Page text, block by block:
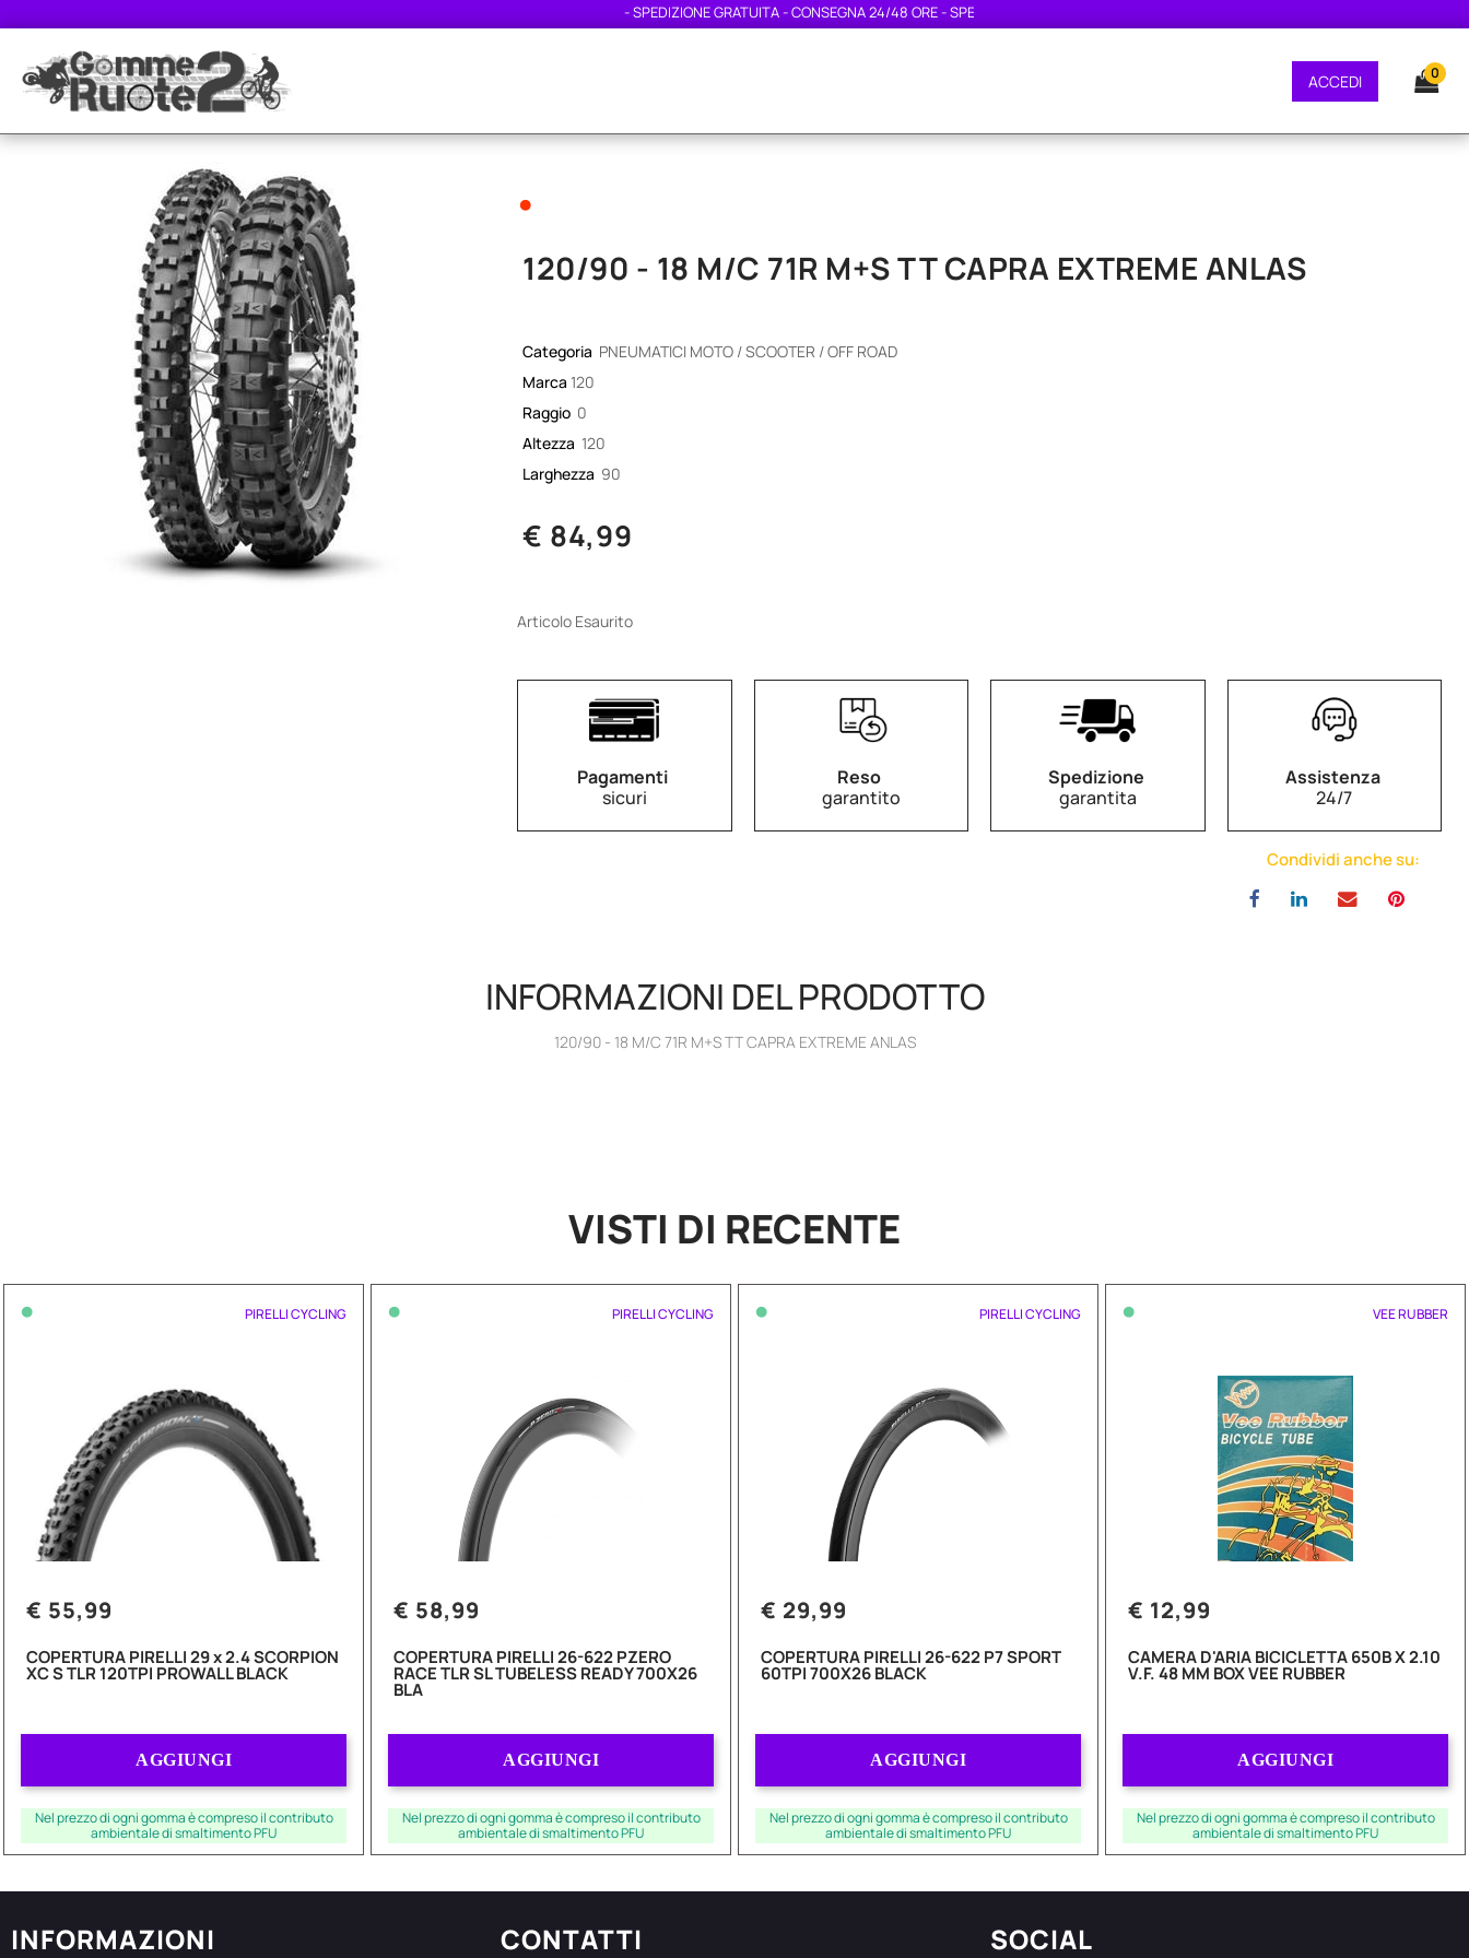
- SPEDIZIONE GRATUITA - CONSEGNA 24/48 ORE - SPEDIZIONE GRATUITA - CONSEGNA 24/48 ORE - SPEDIZIONE GRATUITA -
ACCEDI 0
•
120/90 - 18 M/C 71R M+S TT CAPRA EXTREME ANLAS
Categoria PNEUMATICI MOTO / SCOOTER / OFF ROAD
Marca 120
Raggio 0
Altezza 120
Larghezza 90
€ 84,99
Articolo Esaurito
Pagamenti
sicuri
Reso
garantito
Spedizione
garantita
Assistenza
24/7
Condividi anche su:
INFORMAZIONI DEL PRODOTTO
120/90 - 18 M/C 71R M+S TT CAPRA EXTREME ANLAS
VISTI DI RECENTE
• PIRELLI CYCLING
€ 55,99
COPERTURA PIRELLI 29 x 2.4 SCORPION
XC S TLR 120TPI PROWALL BLACK
AGGIUNGI
Nel prezzo di ogni gomma è compreso il contributo
ambientale di smaltimento PFU
• PIRELLI CYCLING
€ 58,99
COPERTURA PIRELLI 26-622 PZERO
RACE TLR SL TUBELESS READY 700X26
BLA
AGGIUNGI
Nel prezzo di ogni gomma è compreso il contributo
ambientale di smaltimento PFU
• PIRELLI CYCLING
€ 29,99
COPERTURA PIRELLI 26-622 P7 SPORT
60TPI 700X26 BLACK
AGGIUNGI
Nel prezzo di ogni gomma è compreso il contributo
ambientale di smaltimento PFU
• VEE RUBBER
€ 12,99
CAMERA D'ARIA BICICLETTA 650B X 2.10
V.F. 48 MM BOX VEE RUBBER
AGGIUNGI
Nel prezzo di ogni gomma è compreso il contributo
ambientale di smaltimento PFU
INFORMAZIONI CONTATTI SOCIAL